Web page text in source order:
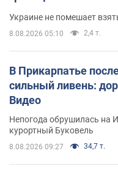
Украине не помешает
8.08.2026 05:10 2,4 т.
В Прикарпатье
сильный ливень:
Видео
Непогода обрушилась на
курортный Буковель
8.08.2026 09:27 34,7 т.